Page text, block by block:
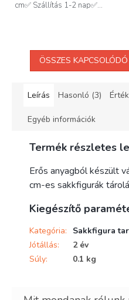
cm✅ Szállítás 1-2 nap✅...
ÖSSZES
Leírás Hasonló (3)
Egyéb információk
Termék részletes
Erős anyagból készült
cm-es sakkfigurák
Kiegészítő
Kategória:
Sakkfigura
Jótállás:
2 év
Súly: 0.1 kg